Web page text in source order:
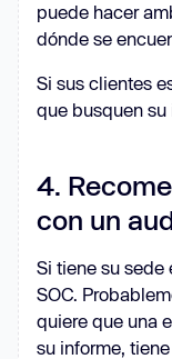
puede hacer
dónde se
Si sus clientes
que busquen su
4.
con un
Si tiene su sede
SOC.
quiere que una
su informe,